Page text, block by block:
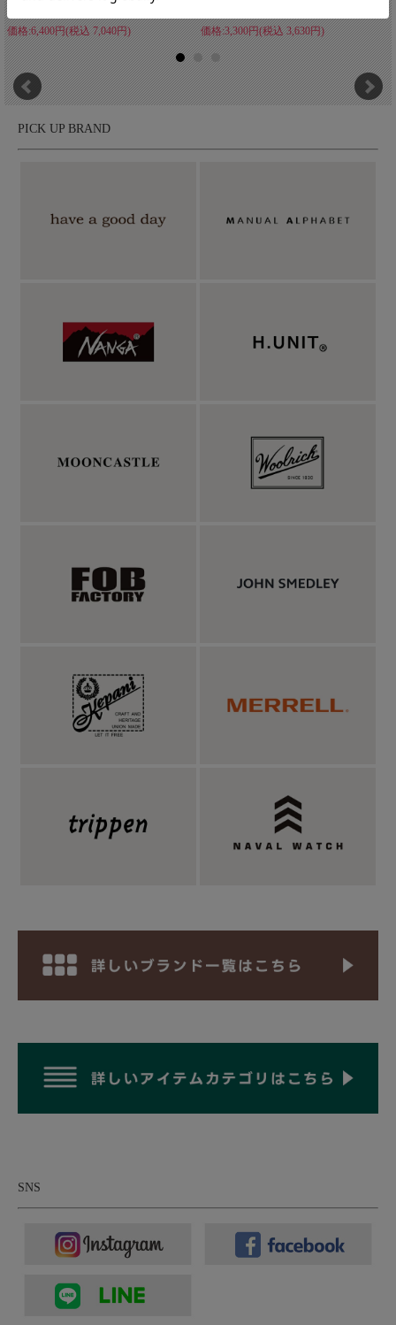
MANUAL ALPHABET(マニュアルアルファベッ
MANUAL ALPHABET（マニュアルアルファベット）はシャツを
す。メーカーだからこそ、気付くヒントを基にクオリティ、コス
国産シャツメーカーが作り出すシャツ素材のミニ
マルなプルパーカー。
ので、ふっくらと立ち上がりの良い仕上がり。ボリューム感があ
り、被ったときのバランスも良く、小顔効果も期待できます。フ
ードの前合わせは重なり合う構造で、風防効果が高いというのも
ポイント。後身頃の肩部分にはダーツを入れることで、肩まわり
ュッと絞ればブラウジングさせて丸みのある表情に変化。気分や
スタイリングに合わせてシルエットを楽しめます。さらに両脇に
は縫い目に沿ったシームポケットを配置。実用性はしっかり確保
価格:6,400円(税込 7,040円) 価格:3,300円(税込 3,630円)
PICK UP BRAND
SNS